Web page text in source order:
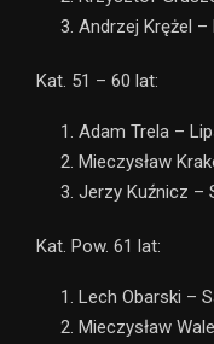
Andrzej Krężel –
Kat. 51 – 60 lat:
Adam Trela –
Mieczysław
Jerzy Kuźnicz –
Kat. Pow. 61 lat:
Lech Obarski –
Mieczysław